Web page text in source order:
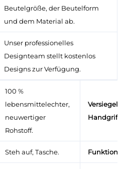
Beutelgröße, der Beutelform
und dem Material ab.
Unser professionelles
Designteam stellt kostenlos
Designs zur Verfügung.
100 %
lebensmittelechter,
neuwertiger
Rohstoff.
Handgriffe
Steh auf, Tasche. Funktion